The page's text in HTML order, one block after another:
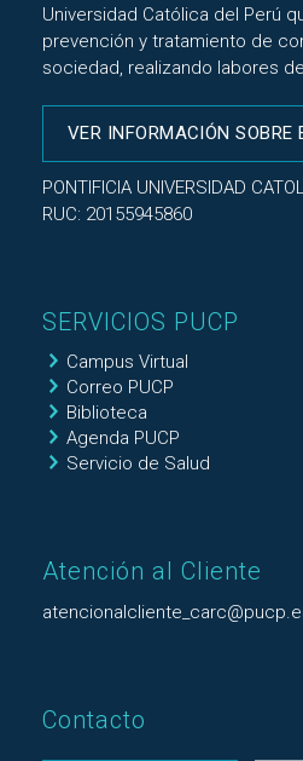
Universidad Católica del Perú
prevención y tratamiento de
sociedad, realizando labores
VER INFORMACIÓN SOBRE
PONTIFICIA UNIVERSIDAD
RUC: 20155945860
SERVICIOS PUCP
Campus Virtual
Correo PUCP
Biblioteca
Agenda PUCP
Servicio de Salud
Atención al Cliente
Contacto